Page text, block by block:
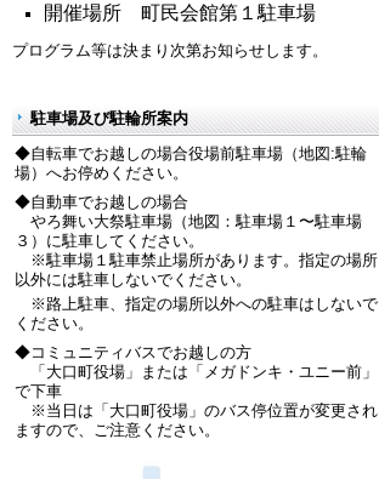
開催場所 町民会館第１駐車場
プログラム等は決まり次第お知らせします。
駐車場及び駐輪所案内
◆自転車でお越しの場合役場前駐車場（地図:駐輪
場）へお停めください。
◆自動車でお越しの場合
やろ舞い大祭駐車場（地図：駐車場１〜駐車場
３）に駐車してください。
※駐車場１駐車禁止場所があります。指定の場所
以外には駐車しないでください。
※路上駐車、指定の場所以外への駐車はしないで
ください。
◆コミュニティバスでお越しの方
「大口町役場」または「メガドンキ・ユニー前」
で下車
※当日は「大口町役場」のバス停位置が変更され
ますので、ご注意ください。